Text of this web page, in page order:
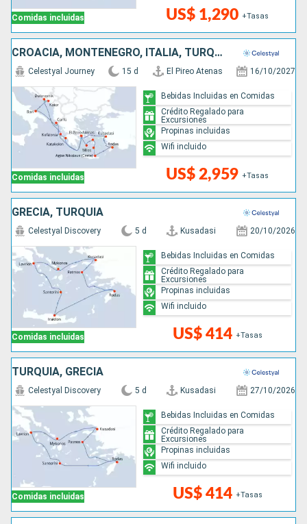
Comidas incluidas US$ 1,290 +Tasas
CROACIA, MONTENEGRO, ITALIA, TURQUÍA, GRECIA
Comidas incluidas
Celestyal Journey 15 d El Pireo Atenas 16/10/2027
US$ 2,959 +Tasas
Bebidas Incluidas en Comidas
Crédito Regalado para
Excursiones
Propinas incluidas
Wifi incluido
GRECIA, TURQUÍA
Comidas incluidas
Celestyal Discovery 5 d Kusadasi 20/10/2026
US$ 414 +Tasas
Bebidas Incluidas en Comidas
Crédito Regalado para
Excursiones
Propinas incluidas
Wifi incluido
TURQUÍA, GRECIA
Comidas incluidas
Celestyal Discovery 5 d Kusadasi 27/10/2026
US$ 414 +Tasas
Bebidas Incluidas en Comidas
Crédito Regalado para
Excursiones
Propinas incluidas
Wifi incluido